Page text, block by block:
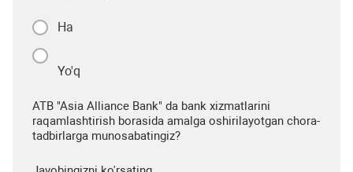
Ha
Yo'q
ATB "Asia Alliance Bank" da bank xizmatlarini
raqamlashtirish borasida amalga oshirilayotgan chora-
tadbirlarga munosabatingiz?